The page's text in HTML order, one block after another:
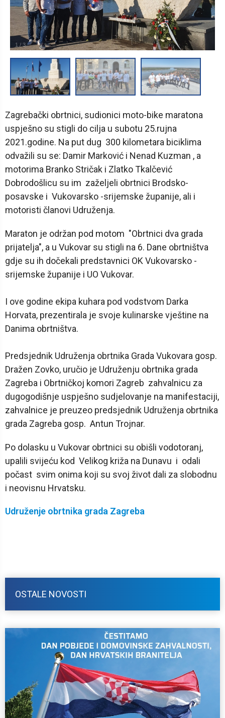
1 / 3
Zagrebački obrtnici, sudionici moto-bike maratona
uspješno su stigli do cilja u subotu 25.rujna
2021.godine. Na put dug 300 kilometara biciklima
odvažili su se: Damir Marković i Nenad Kuzman , a
motorima Branko Stričak i Zlatko Tkalčević
Dobrodošlicu su im zaželjeli obrtnici Brodsko-
posavske i Vukovarsko -srijemske županije, ali i
motoristi članovi Udruženja.
Maraton je održan pod motom "Obrtnici dva grada
prijatelja", a u Vukovar su stigli na 6. Dane obrtništva
gdje su ih dočekali predstavnici OK Vukovarsko -
srijemske županije i UO Vukovar.
I ove godine ekipa kuhara pod vodstvom Darka
Horvata, prezentirala je svoje kulinarske vještine na
Danima obrtništva.
Predsjednik Udruženja obrtnika Grada Vukovara gosp.
Dražen Zovko, uručio je Udruženju obrtnika grada
Zagreba i Obrtničkoj komori Zagreb zahvalnicu za
dugogodišnje uspješno sudjelovanje na manifestaciji,
zahvalnice je preuzeo predsjednik Udruženja obrtnika
grada Zagreba gosp. Antun Trojnar.
Po dolasku u Vukovar obrtnici su obišli vodotoranj,
upalili svijeću kod Velikog križa na Dunavu i odali
počast svim onima koji su svoj život dali za slobodnu
i neovisnu Hrvatsku.
Udruženje obrtnika grada Zagreba
OSTALE NOVOSTI